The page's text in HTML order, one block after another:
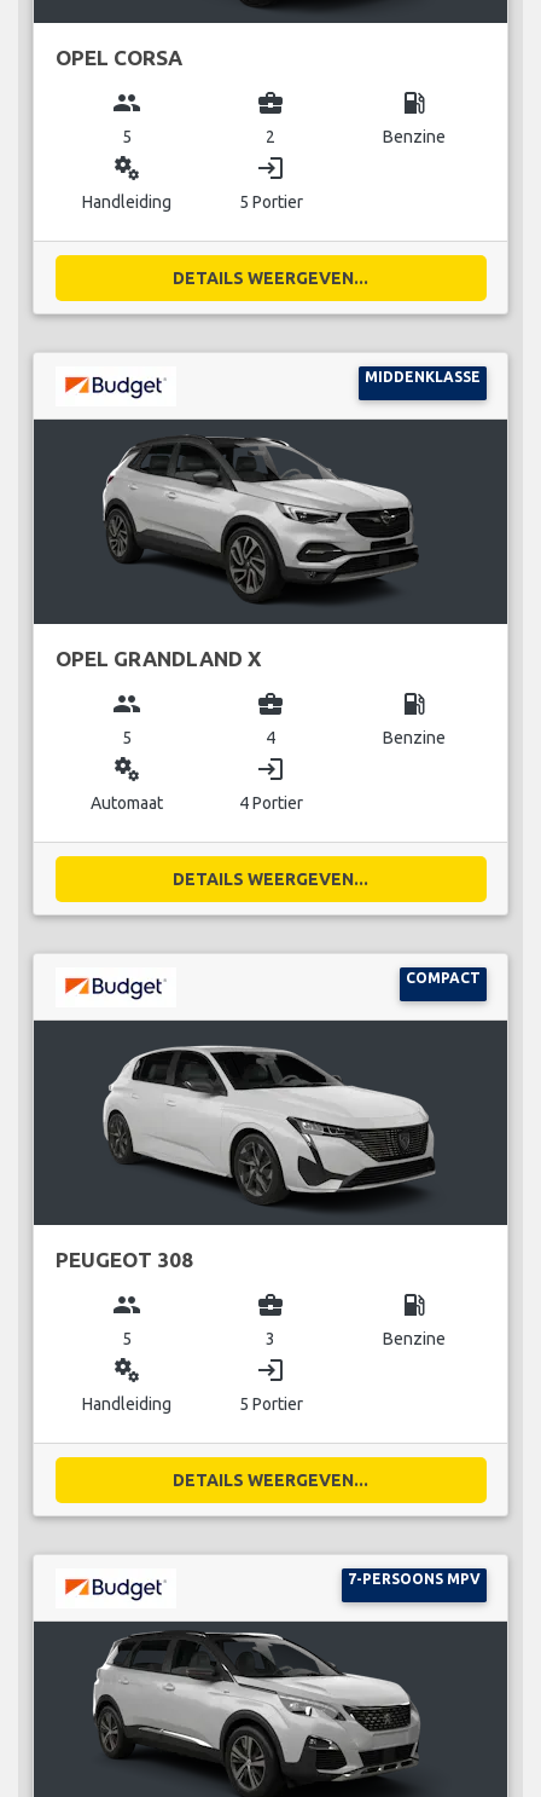
OPEL CORSA
group
5
business_center
2
local_gas_station
Benzine
miscellaneous_services
Handleiding
login
5 Portier
DETAILS WEERGEVEN...
MIDDENKLASSE
OPEL GRANDLAND X
group
5
business_center
4
local_gas_station
Benzine
miscellaneous_services
Automaat
login
4 Portier
DETAILS WEERGEVEN...
COMPACT
PEUGEOT 308
group
5
business_center
3
local_gas_station
Benzine
miscellaneous_services
Handleiding
login
5 Portier
DETAILS WEERGEVEN...
7-PERSOONS MPV